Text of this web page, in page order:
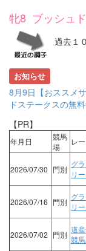
牝8 ブッシュ
過去１
お知らせ
8月9日【おススメ
ドステークスの無
【PR】
年月日
競馬
場
レ
2026/07/30 門別
グ
リ
2026/07/16 門別
グ
リ
2026/07/02 門別
道
競